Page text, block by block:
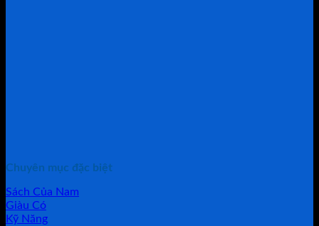
Chuyên mục đặc biệt
Sách Của Nam
Giàu Có
Kỹ Năng